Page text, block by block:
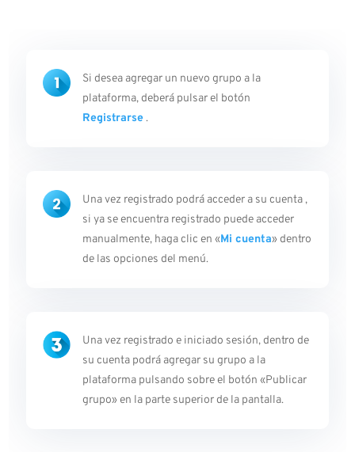
Si desea agregar un nuevo grupo a la
plataforma, deberá pulsar el botón
Registrarse.
Una vez registrado podrá acceder a su cuenta ,
si ya se encuentra registrado puede acceder
manualmente, haga clic en «Mi cuenta» dentro
de las opciones del menú.
Una vez registrado e iniciado sesión, dentro de
su cuenta podrá agregar su grupo a la
plataforma pulsando sobre el botón «Publicar
grupo» en la parte superior de la pantalla.